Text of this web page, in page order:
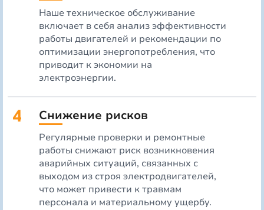
Наше техническое обслуживание
включает в себя анализ эффективности
работы двигателей и рекомендации по
оптимизации энергопотребления, что
приводит к экономии на
электроэнергии.
4 Снижение рисков
Регулярные проверки и ремонтные
работы снижают риск возникновения
аварийных ситуаций, связанных с
выходом из строя электродвигателей,
что может привести к травмам
персонала и материальному ущербу.